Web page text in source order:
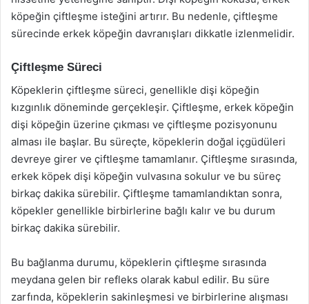
köpeğin çiftleşme isteğini artırır. Bu nedenle, çiftleşme
sürecinde erkek köpeğin davranışları dikkatle izlenmelidir.
Çiftleşme Süreci
Köpeklerin çiftleşme süreci, genellikle dişi köpeğin
kızgınlık döneminde gerçekleşir. Çiftleşme, erkek köpeğin
dişi köpeğin üzerine çıkması ve çiftleşme pozisyonunu
alması ile başlar. Bu süreçte, köpeklerin doğal içgüdüleri
devreye girer ve çiftleşme tamamlanır. Çiftleşme sırasında,
erkek köpek dişi köpeğin vulvasına sokulur ve bu süreç
birkaç dakika sürebilir. Çiftleşme tamamlandıktan sonra,
köpekler genellikle birbirlerine bağlı kalır ve bu durum
birkaç dakika sürebilir.
Bu bağlanma durumu, köpeklerin çiftleşme sırasında
meydana gelen bir refleks olarak kabul edilir. Bu süre
zarfında, köpeklerin sakinleşmesi ve birbirlerine alışması